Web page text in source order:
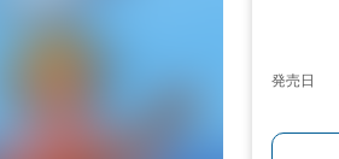
発売日